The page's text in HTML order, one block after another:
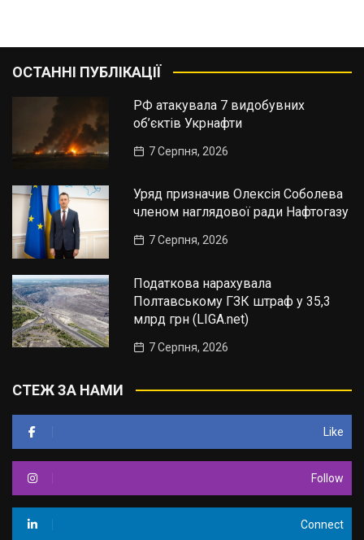
ОСТАННІ ПУБЛІКАЦІЇ
РФ атакувала 7 видобувних
об’єктів Укрнафти
7 Серпня, 2026
Уряд призначив Олексія Соболева
членом наглядової ради Нафтогазу
7 Серпня, 2026
Податкова нарахувала
Полтавському ГЗК штраф у 35,3
млрд грн (LIGA.net)
7 Серпня, 2026
СТЕЖ ЗА НАМИ
Like
Follow
Connect